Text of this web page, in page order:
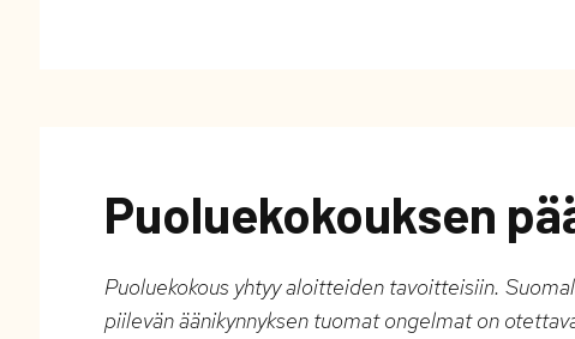
Puoluekokouksen
Puoluekokous yhtyy aloitteiden tavoitteisiin.
piilevän äänikynnyksen tuomat ongelmat on